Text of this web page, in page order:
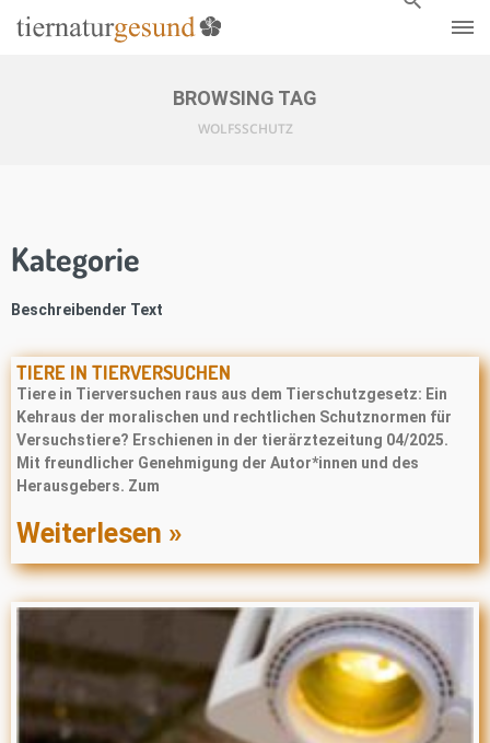
BROWSING TAG
WOLFSSCHUTZ
Kategorie
Beschreibender Text
TIERE IN TIERVERSUCHEN
Tiere in Tierversuchen raus aus dem Tierschutzgesetz: Ein
Kehraus der moralischen und rechtlichen Schutznormen für
Versuchstiere? Erschienen in der tierärztezeitung 04/2025.
Mit freundlicher Genehmigung der Autor*innen und des
Herausgebers. Zum
Weiterlesen »